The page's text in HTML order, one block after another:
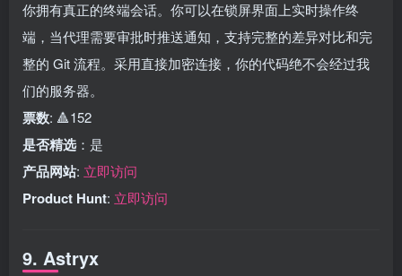
你拥有真正的终端会话。你可以在锁屏界面上实时操作终
端，当代理需要审批时推送通知，支持完整的差异对比和完
整的 Git 流程。采用直接加密连接，你的代码绝不会经过我
们的服务器。
票数: 🔺152
是否精选 ：是
产品网站: 立即访问
Product Hunt: 立即访问
9. Astryx